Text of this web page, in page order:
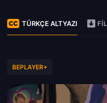
TÜRKÇE ALTYAZI
BEPLAYER+